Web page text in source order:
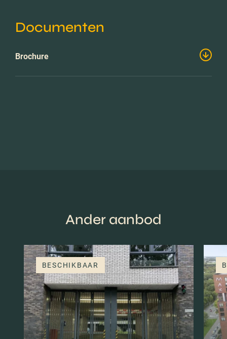
Documenten
Brochure
Ander aanbod
BESCHIKBAAR